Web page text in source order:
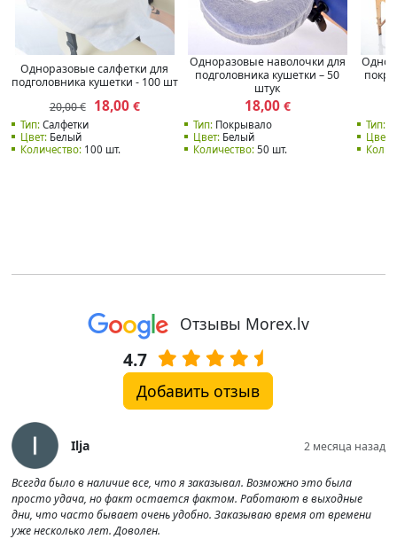
Одноразовые салфетки для
подголовника кушетки - 100 шт
20,00 €
18,00€
Тип:Салфетки
Цвет:Белый
Количество:100 шт.
Одноразовые наволочки для
подголовника кушетки – 50
штук
18,00€
Тип:Покрывало
Цвет:Белый
Количество:50 шт.
Тип:
Цвет:
Отзывы Morex.lv
4.7
Добавить отзыв
Ilja 2 месяца назад
Всегда было в наличие все, что я заказывал. Возможно это была
просто удача, но факт остается фактом. Работают в выходные
дни, что часто бывает очень удобно. Заказываю время от времени
уже несколько лет. Доволен.